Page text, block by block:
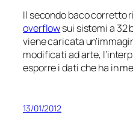
Il secondo baco corretto
overflowsui sistemi a 32
viene caricata
modificati ad arte,
esporre i dati che ha in
13/01/2012